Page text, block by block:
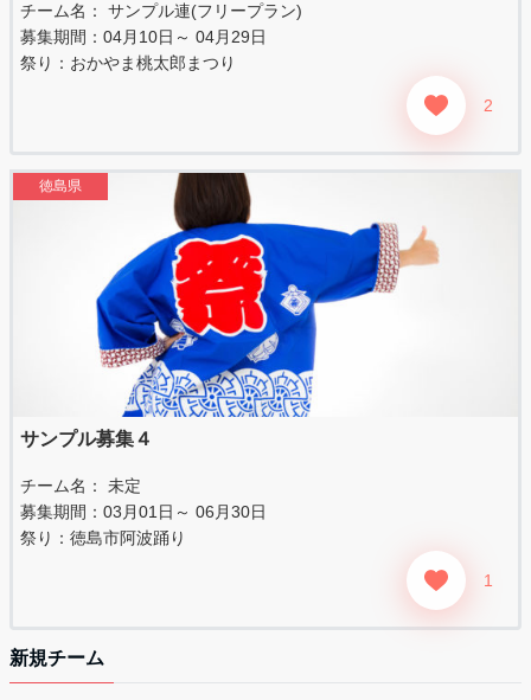
チーム名： サンプル連(フリープラン)
募集期間：04月10日～ 04月29日
祭り： おかやま桃太郎まつり
2
徳島県
サンプル募集４
チーム名： 未定
募集期間：03月01日～ 06月30日
祭り： 徳島市阿波踊り
1
新規チーム